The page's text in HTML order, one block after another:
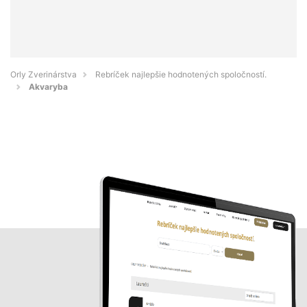
Orly Zverinárstva
Rebríček najlepšie hodnotených spoločností.
Akvaryba